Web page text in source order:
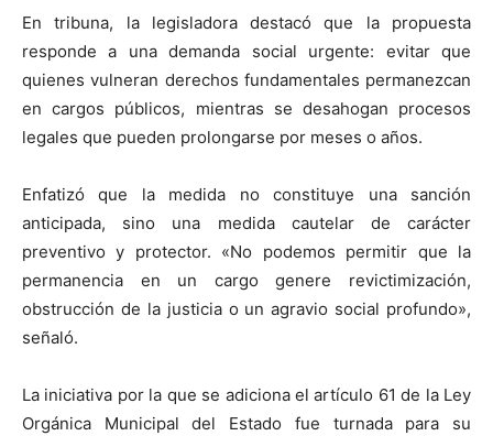
En tribuna, la legisladora destacó que la propuesta
responde a una demanda social urgente: evitar que
quienes vulneran derechos fundamentales permanezcan
en cargos públicos, mientras se desahogan procesos
legales que pueden prolongarse por meses o años.
Enfatizó que la medida no constituye una sanción
anticipada, sino una medida cautelar de carácter
preventivo y protector. «No podemos permitir que la
permanencia en un cargo genere revictimización,
obstrucción de la justicia o un agravio social profundo»,
señaló.
La iniciativa por la que se adiciona el artículo 61 de la Ley
Orgánica Municipal del Estado fue turnada para su